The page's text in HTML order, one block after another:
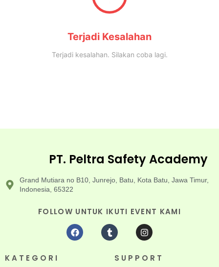
Terjadi Kesalahan
Terjadi kesalahan. Silakan coba lagi.
PT. Peltra Safety Academy
Grand Mutiara no B10, Junrejo, Batu, Kota Batu, Jawa Timur,
Indonesia, 65322
FOLLOW UNTUK IKUTI EVENT KAMI
KATEGORI SUPPORT